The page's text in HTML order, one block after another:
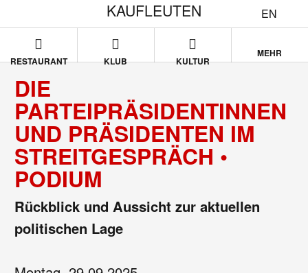
EN
KAUFLEUTEN
RESTAURANT KLUB KULTUR
MEHR
DIE
PARTEIPRÄSIDENTINNEN
UND PRÄSIDENTEN IM
STREITGESPRÄCH •
PODIUM
Rückblick und Aussicht zur aktuellen
politischen Lage